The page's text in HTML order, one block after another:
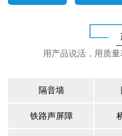
用产品说活，用质
隔音墙
铁路声屏障